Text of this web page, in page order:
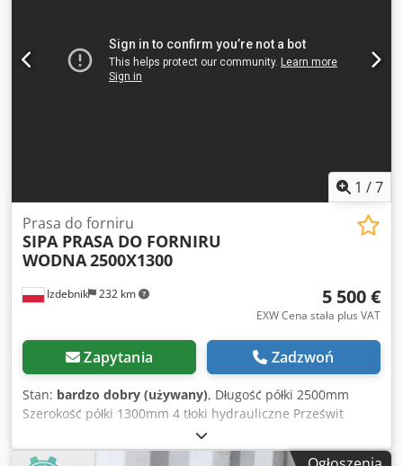
1 /7
Izdebnik 232 km
Prasa do forniru
SIPA PRASA DO FORNIRU
WODNA2500X1300
5 500 €
EXW Cena stała plus VAT
Zapytania Zadzwoń
Stan: bardzo dobry (używany), Długość półki 2500mm
Szerokość półki 1300mm 4 tłoki hydrauliczne Prześwit
400mm Podgrzewanie wodne Crodoyw H H Sopfx Am Tjf